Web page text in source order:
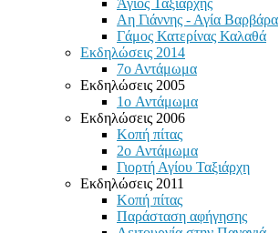
Άγιος Ταξιάρχης
Αη Γιάννης - Αγία Βαρβάρα
Γάμος Κατερίνας Καλαθά
Εκδηλώσεις 2014
7ο Αντάμωμα
Εκδηλώσεις 2005
1o Αντάμωμα
Εκδηλώσεις 2006
Κοπή πίτας
2o Αντάμωμα
Γιορτή Αγίου Ταξιάρχη
Εκδηλώσεις 2011
Κοπή πίτας
Παράσταση αφήγησης